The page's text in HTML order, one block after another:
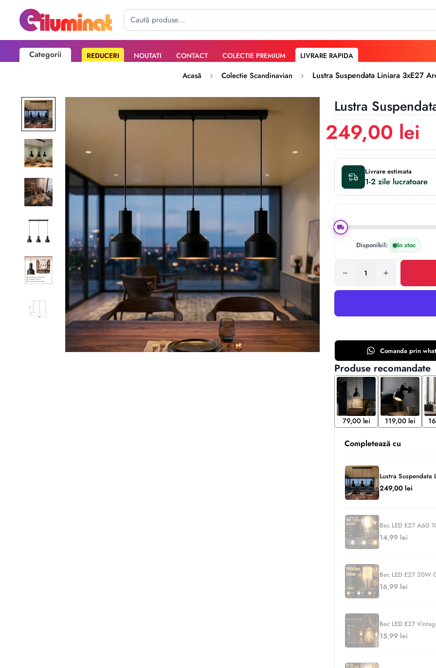
Categorii REDUCERI NOUTATI CONTACT COLECTIE PREMIUM LIVRARE RAPIDA
Acasă Colectie Scandinavian Lustra Suspendata Liniara 3xE27
Lustra
249,00 lei
Livrare estimata
1-2 zile
Disponibil: In stoc
Comanda prin
Produse recomandate
79,00 lei 119,00 lei
Completează cu
Lustra Suspendata
249,00 lei
Bec LED E27 A60
14,99 lei
Bec LED E27 20W
16,99 lei
Bec LED E27
15,99 lei